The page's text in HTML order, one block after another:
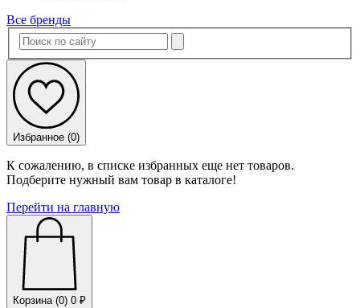
Все бренды
Избранное (0)
К сожалению, в списке избранных еще нет товаров.
Подберите нужный вам товар в каталоге!
Перейти на главную
Корзина (0) 0 ₽